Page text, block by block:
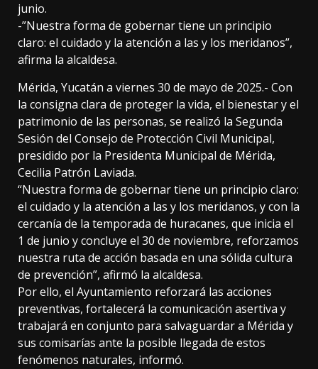
junio.
-”Nuestra forma de gobernar tiene un principio
claro: el cuidado y la atención a las y los meridanos”,
afirma la alcaldesa.
Mérida, Yucatán a viernes 30 de mayo de 2025.- Con
la consigna clara de proteger la vida, el bienestar y el
patrimonio de las personas, se realizó la Segunda
Sesión del Consejo de Protección Civil Municipal,
presidido por la Presidenta Municipal de Mérida,
Cecilia Patrón Laviada.
“Nuestra forma de gobernar tiene un principio claro:
el cuidado y la atención a las y los meridanos, y con la
cercanía de la temporada de huracanes, que inicia el
1 de junio y concluye el 30 de noviembre, reforzamos
nuestra ruta de acción basada en una sólida cultura
de prevención”, afirmó la alcaldesa.
Por ello, el Ayuntamiento reforzará las acciones
preventivas, fortalecerá la comunicación asertiva y
trabajará en conjunto para salvaguardar a Mérida y
sus comisarías ante la posible llegada de estos
fenómenos naturales, informó.